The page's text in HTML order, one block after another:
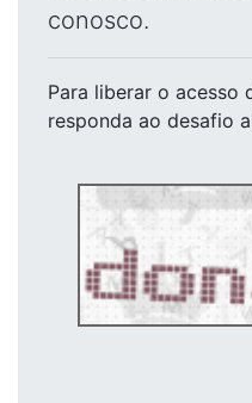
conosco.
Para liberar o acesso
responda ao desafio